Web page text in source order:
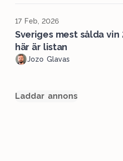
17 Feb, 2026
Sveriges mest sålda vin
här är listan
Jozo Glavas
Laddar annons